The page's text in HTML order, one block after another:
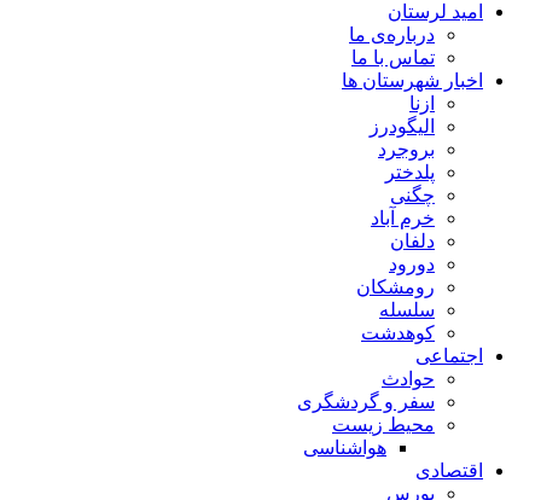
امید لرستان
درباره‌ی ما
تماس با ما
اخبار شهرستان ها
ازنا
الیگودرز
بروجرد
پلدختر
چگنی
خرم آباد
دلفان
دورود
رومشکان
سلسله
کوهدشت
اجتماعی
حوادث
سفر و گردشگری
محیط زیست
هواشناسی
اقتصادی
بورس